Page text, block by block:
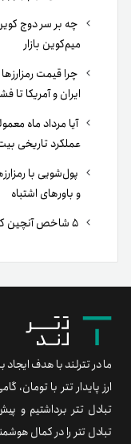
چه بر سر دوج
میم‌کوین بازار
ایران و آمریکا تا
آیا مرداد ماه
عملکرد تاریخی
پول‌شویی با
و باورهای اشتباه
ما در تترلند با هدف
ارز پایدار تتر با تومان،
تبادل تتر برداشتیم و
تبادل تتر را در کمال